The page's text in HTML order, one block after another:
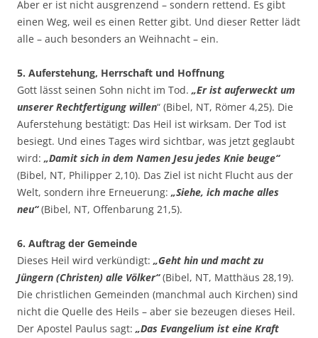
Aber er ist nicht ausgrenzend – sondern rettend. Es gibt
einen Weg, weil es einen Retter gibt. Und dieser Retter lädt
alle – auch besonders an Weihnacht – ein.
5. Auferstehung, Herrschaft und Hoffnung
Gott lässt seinen Sohn nicht im Tod. „Er ist auferweckt um
unserer Rechtfertigung willen“ (Bibel, NT, Römer 4,25). Die
Auferstehung bestätigt: Das Heil ist wirksam. Der Tod ist
besiegt. Und eines Tages wird sichtbar, was jetzt geglaubt
wird: „Damit sich in dem Namen Jesu jedes Knie beuge“
(Bibel, NT, Philipper 2,10). Das Ziel ist nicht Flucht aus der
Welt, sondern ihre Erneuerung: „Siehe, ich mache alles
neu“(Bibel, NT, Offenbarung 21,5).
6. Auftrag der Gemeinde
Dieses Heil wird verkündigt: „Geht hin und macht zu
Jüngern (Christen) alle Völker“(Bibel, NT, Matthäus 28,19).
Die christlichen Gemeinden (manchmal auch Kirchen) sind
nicht die Quelle des Heils – aber sie bezeugen dieses Heil.
Der Apostel Paulus sagt: „Das Evangelium ist eine Kraft